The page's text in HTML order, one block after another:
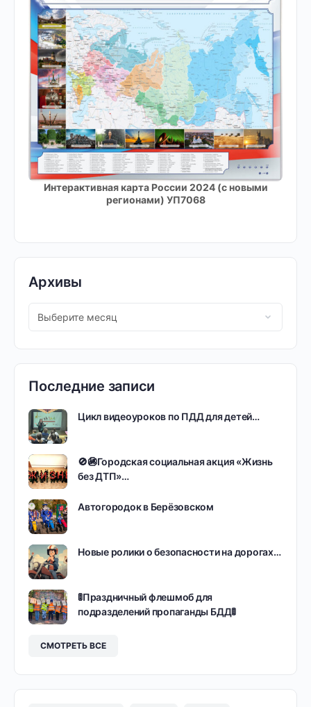
Интерактивная карта России 2024 (с новыми
регионами) УП7068
Архивы
Последние записи
Цикл видеоуроков по ПДД для детей…
🚫🚳Городская социальная акция «Жизнь
без ДТП»…
Автогородок в Берёзовском
Новые ролики о безопасности на дорогах…
🚦Праздничный флешмоб для
подразделений пропаганды БДД🚦
СМОТРЕТЬ ВСЕ